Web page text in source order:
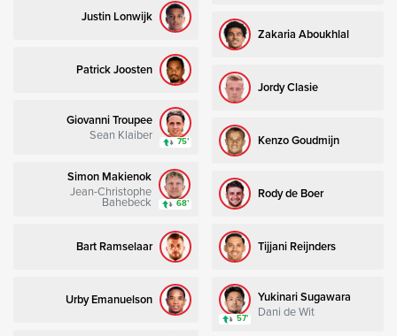
Justin Lonwijk
Patrick Joosten
Giovanni Troupee
Sean Klaiber 75’
Simon Makienok
Jean-Christophe
Bahebeck 68’
Bart Ramselaar
Urby Emanuelson
Zakaria Aboukhlal
Jordy Clasie
Kenzo Goudmijn
Rody de Boer
Tijjani Reijnders
Yukinari Sugawara
Dani de Wit
57’